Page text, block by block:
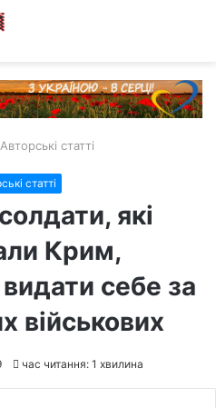
Авторські статті
статті
які
Крим,
себе за
військових
час читання: 1 хвилина